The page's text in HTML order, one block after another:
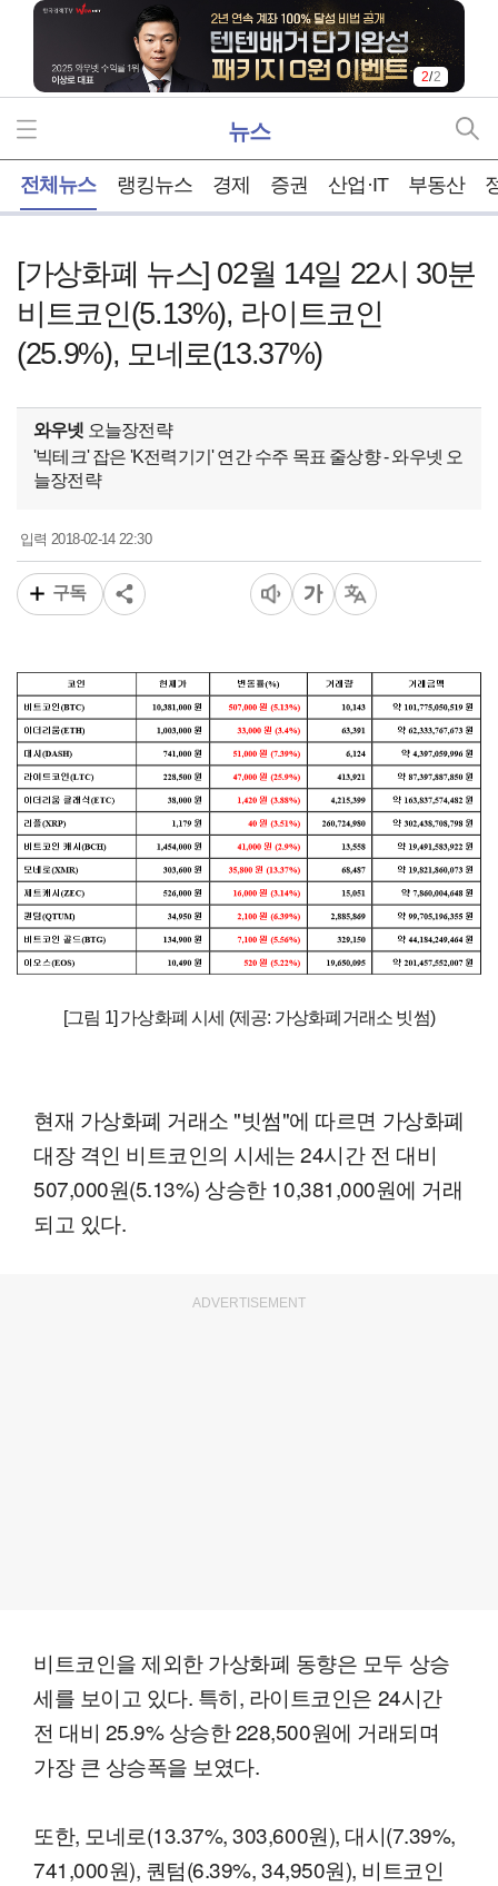
1/2
뉴스
전체뉴스 랭킹뉴스 경제 증권 산업·IT 부동산
[가상화폐 뉴스] 02월 14일 22시 30분
비트코인(5.13%), 라이트코인
(25.9%), 모네로(13.37%)
와우넷 오늘장전략
'빅테크' 잡은 'K전력기기' 연간 수주 목표 줄상향 - 와우넷 오
늘장전략
입력 2018-02-14 22:30
구독
[그림 1] 가상화폐 시세 (제공: 가상화폐거래소 빗썸)
현재 가상화폐 거래소 "빗썸"에 따르면 가상화폐
대장 격인 비트코인의 시세는 24시간 전 대비
507,000원(5.13%) 상승한 10,381,000원에 거래
되고 있다.
ADVERTISEMENT
비트코인을 제외한 가상화폐 동향은 모두 상승
세를 보이고 있다. 특히, 라이트코인은 24시간
전 대비 25.9% 상승한 228,500원에 거래되며
가장 큰 상승폭을 보였다.
또한, 모네로(13.37%, 303,600원), 대시(7.39%,
741,000원), 퀀텀(6.39%, 34,950원), 비트코인